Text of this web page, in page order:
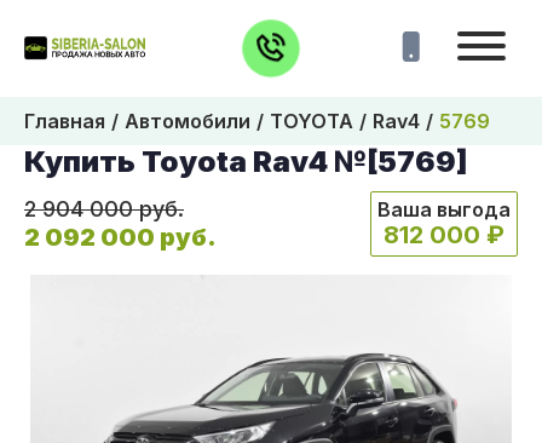
Главная Автомобили TOYOTA Rav4 5769
Купить Toyota Rav4 №[5769]
2 904 000 руб.
2 092 000 руб.
Ваша выгода
812 000 ₽